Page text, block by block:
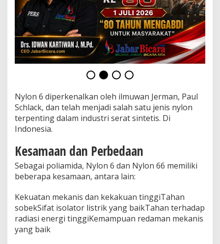
u
r
n
d
o
n
a
Nylon 6 diperkenalkan oleh ilmuwan Jerman, Paul
Schlack, dan telah menjadi salah satu jenis nylon
terpenting dalam industri serat sintetis. Di
Indonesia.
Kesamaan dan Perbedaan
Sebagai poliamida, Nylon 6 dan Nylon 66 memiliki
beberapa kesamaan, antara lain:
Kekuatan mekanis dan kekakuan tinggiTahan
sobekSifat isolator listrik yang baikTahan terhadap
radiasi energi tinggiKemampuan redaman mekanis
yang baik